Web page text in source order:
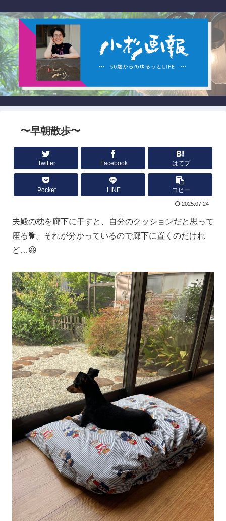
〜早朝散歩〜
Twitter Facebook はてブ
Pocket LINE コピー
2025.07.24
夫殿の枕を廊下に干すと、自分のクッションだと思って
座る🐕。それが分かっているので廊下に置くのだけれ
ど…😆